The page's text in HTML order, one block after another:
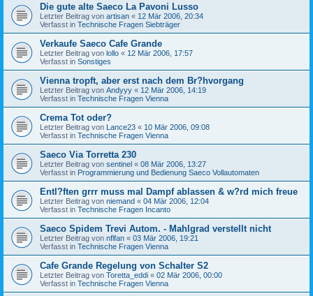
Die gute alte Saeco La Pavoni Lusso
Letzter Beitrag von artisan « 12 Mär 2006, 20:34
Verfasst in Technische Fragen Siebträger
Verkaufe Saeco Cafe Grande
Letzter Beitrag von lollo « 12 Mär 2006, 17:57
Verfasst in Sonstiges
Vienna tropft, aber erst nach dem Br?hvorgang
Letzter Beitrag von Andyyy « 12 Mär 2006, 14:19
Verfasst in Technische Fragen Vienna
Crema Tot oder?
Letzter Beitrag von Lance23 « 10 Mär 2006, 09:08
Verfasst in Technische Fragen Vienna
Saeco Via Torretta 230
Letzter Beitrag von sentinel « 08 Mär 2006, 13:27
Verfasst in Programmierung und Bedienung Saeco Vollautomaten
Entl?ften grrr muss mal Dampf ablassen & w?rd mich freue
Letzter Beitrag von niemand « 04 Mär 2006, 12:04
Verfasst in Technische Fragen Incanto
Saeco Spidem Trevi Autom. - Mahlgrad verstellt nicht
Letzter Beitrag von nflfan « 03 Mär 2006, 19:21
Verfasst in Technische Fragen Vienna
Cafe Grande Regelung von Schalter S2
Letzter Beitrag von Toretta_eddi « 02 Mär 2006, 00:00
Verfasst in Technische Fragen Vienna